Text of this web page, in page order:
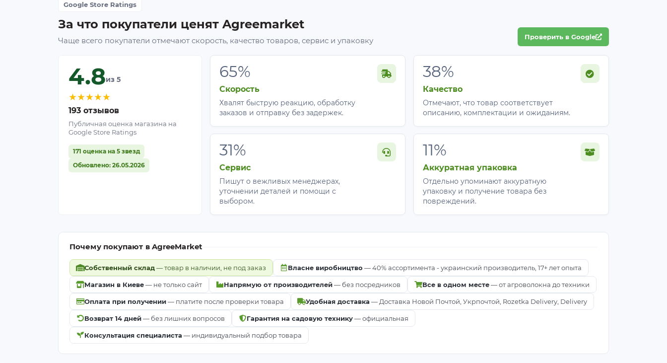
Google Store Ratings
За что покупатели ценят Agreemarket
Чаще всего покупатели отмечают скорость, качество товаров, сервис и упаковку Проверить в Google
4.8из 5
★★★★★
193 отзывов
Публичная оценка магазина на
Google Store Ratings
171 оценка на 5 звезд
Обновлено: 26.05.2026
65%
Скорость
Хвалят быструю реакцию, обработку
заказов и отправку без задержек.
38%
Качество
Отмечают, что товар соответствует
описанию, комплектации и ожиданиям.
31%
Сервис
Пишут о вежливых менеджерах,
уточнении деталей и помощи с
выбором.
11%
Аккуратная упаковка
Отдельно упоминают аккуратную
упаковку и получение товара без
повреждений.
Почему покупают в AgreeMarket
Собственный склад— товар в наличии, не под заказ Власне виробництво — 40% ассортимента - украинский производитель, 17+ лет опыта
Магазин в Киеве— не только сайт Напрямую от производителей— без посредников Все в одном месте— от агроволокна до техники
Оплата при получении— платите после проверки товара Удобная доставка — Доставка Новой Почтой, Укрпочтой, Rozetka Delivery, Delivery
Возврат 14 дней— без лишних вопросов Гарантия на садовую технику— официальная
Консультация специалиста — индивидуальный подбор товара